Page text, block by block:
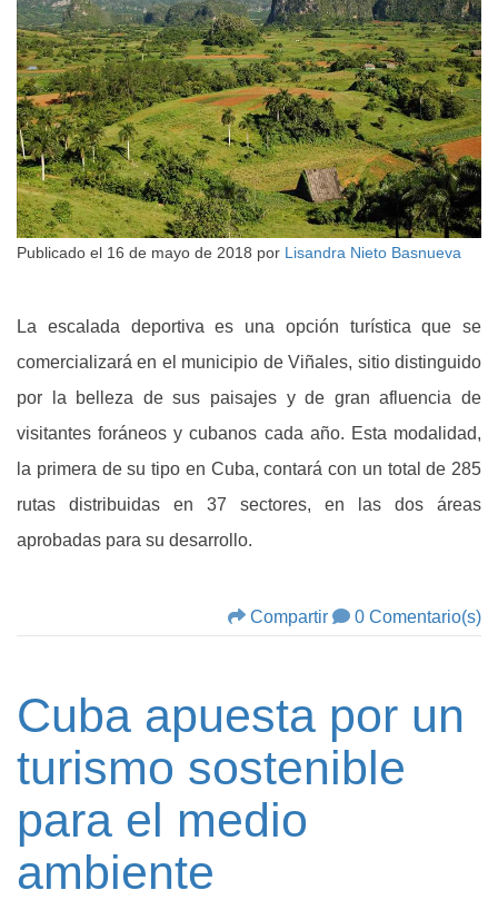
Publicado el 16 de mayo de 2018 por Lisandra Nieto Basnueva
La escalada deportiva es una opción turística que se
comercializará en el municipio de Viñales, sitio distinguido
por la belleza de sus paisajes y de gran afluencia de
visitantes foráneos y cubanos cada año. Esta modalidad,
la primera de su tipo en Cuba, contará con un total de 285
rutas distribuidas en 37 sectores, en las dos áreas
aprobadas para su desarrollo.
Compartir 0 Comentario(s)
Cuba apuesta por un
turismo sostenible
para el medio
ambiente